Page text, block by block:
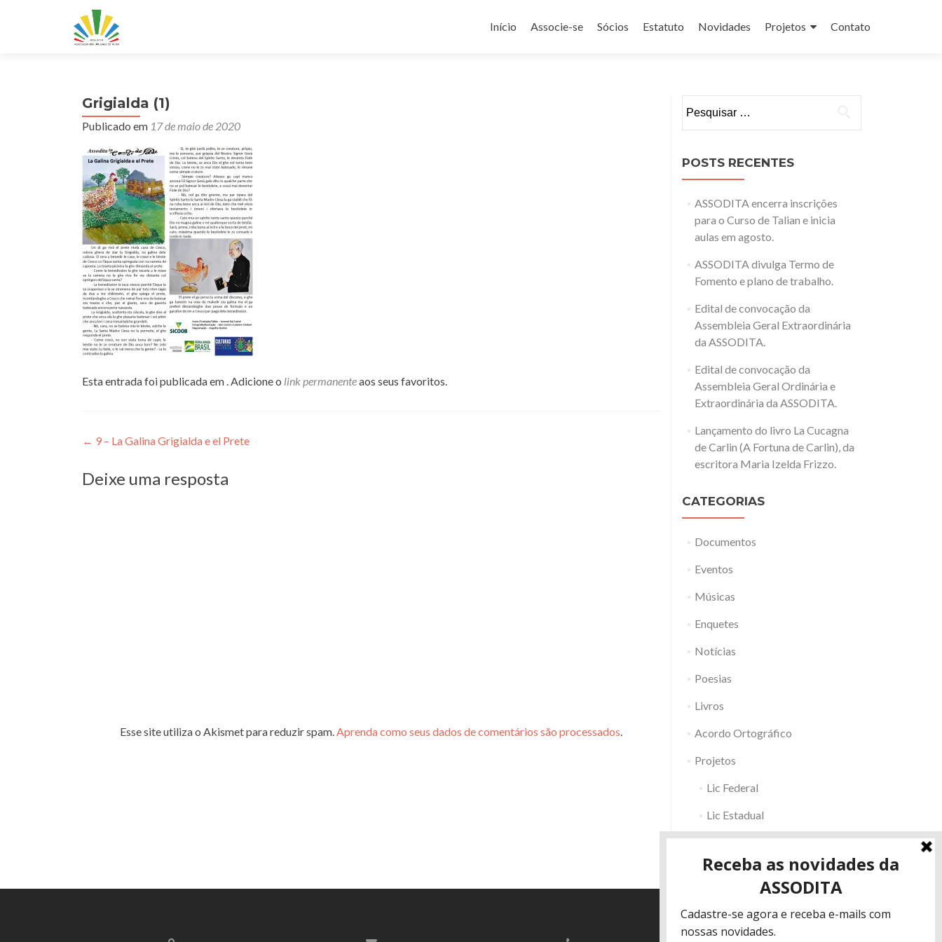
para
Início Associe-se Sócios Estatuto Novidades Projetos Contato
Grigialda (1)
Publicado em 17 de maio de 2020
Esta entrada foi publicada em . Adicione o link permanenteaos seus favoritos.
Navegação
de
Post
← 9 – La Galina Grigialda e el Prete
Deixe uma resposta
Esse site utiliza o Akismet para reduzir spam.Aprenda como seus dados de comentários são processados.
por:
POSTS RECENTES
ASSODITA encerra inscrições
para o Curso de Talian e inicia
aulas em agosto.
ASSODITA divulga Termo de
Fomento e plano de trabalho.
Edital de convocação da
Assembleia Geral Extraordinária
da ASSODITA.
Edital de convocação da
Assembleia Geral Ordinária e
Extraordinária da ASSODITA.
Lançamento do livro La Cucagna
de Carlin (A Fortuna de Carlin), da
escritora Maria Izelda Frizzo.
CATEGORIAS
Documentos
Eventos
Músicas
Enquetes
Notícias
Poesias
Livros
Acordo Ortográfico
Projetos
Lic Federal
Lic Estadual
Fac RS
Outros